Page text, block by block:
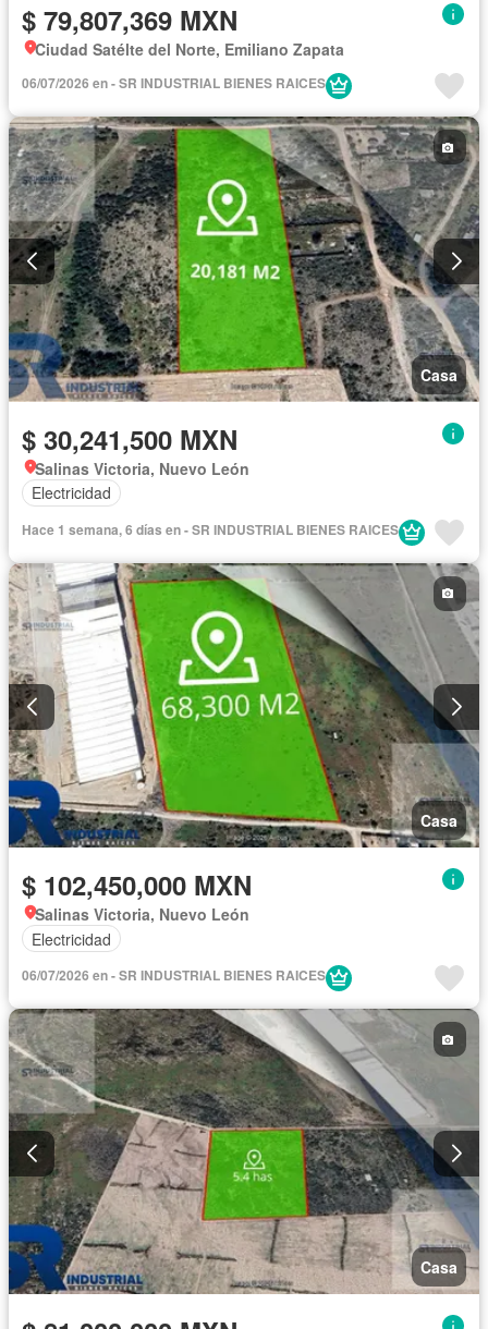
$ 79,807,369 MXN
Ciudad Satélte del Norte, Emiliano Zapata
06/07/2026 en - SR INDUSTRIAL BIENES RAICES
Casa
$ 30,241,500 MXN
Salinas Victoria, Nuevo León
Electricidad
Hace 1 semana, 6 días en - SR INDUSTRIAL BIENES RAICES
Casa
$ 102,450,000 MXN
Salinas Victoria, Nuevo León
Electricidad
06/07/2026 en - SR INDUSTRIAL BIENES RAICES
Casa